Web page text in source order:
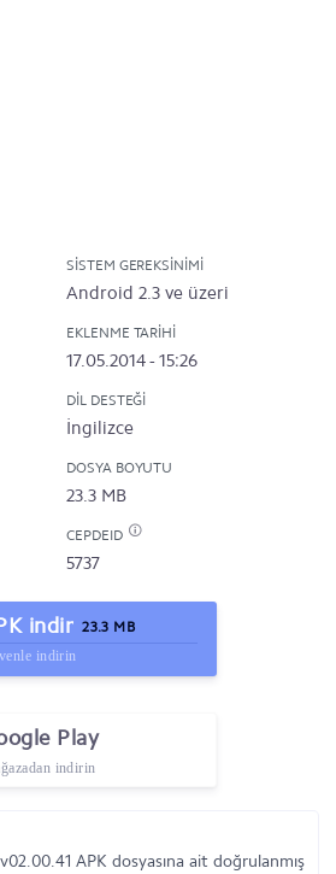
SISTEM GEREKSINIMI
Android 2.3 ve üzeri
EKLENME TARIHI
17.05.2014 - 15:26
DIL DESTEĞI
İngilizce
DOSYA BOYUTU
23.3 MB
CEPDEID
5737
indir 23.3 MB
indirin
Play
indirin
APK dosyasına ait doğrulanmış